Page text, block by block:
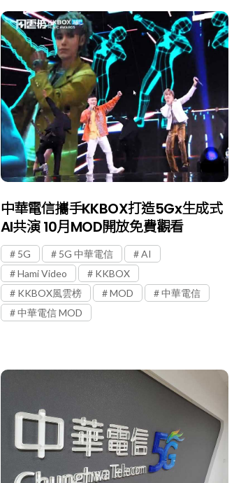
中華電信攜手KKBOX打造5Gx生成式
AI共演 10月MOD開放免費觀看
5G 5G 中華電信
AI
Hami Video
KKBOX
KKBOX風雲榜
MOD
中華電信
中華電信 MOD